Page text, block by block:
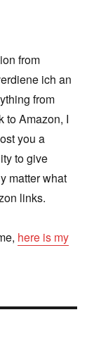
from
ich an
from
to Amazon, I
you a
to give
matter what
links.
here is my